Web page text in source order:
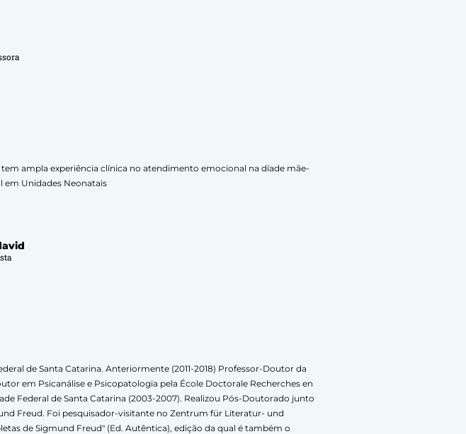
ampla experiência clínica no atendimento emocional na díade mãe-
em Unidades Neonatais
de Santa Catarina. Anteriormente (2011-2018) Professor-Doutor da
em Psicanálise e Psicopatologia pela École Doctorale Recherches en
Federal de Santa Catarina (2003-2007). Realizou Pós-Doutorado junto
Freud. Foi pesquisador-visitante no Zentrum für Literatur- und
de Sigmund Freud" (Ed. Autêntica), edição da qual é também o